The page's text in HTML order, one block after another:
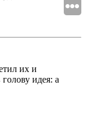
их и
идея: а